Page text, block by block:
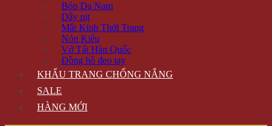
Bóp Da Nam
Dây nịt
Mắt Kính Thời Trang
Nón Kiểu
Vớ Tất Hàn Quốc
Đồng hồ đeo tay
KHẨU TRANG CHỐNG NẮNG
SALE
HÀNG MỚI